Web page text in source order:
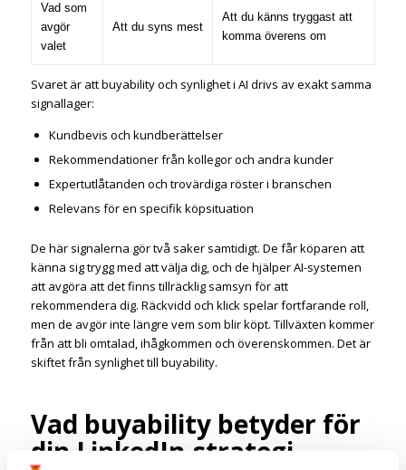
Vad som
avgör
valet
Att du syns mest
Att du känns tryggast att
komma överens om
Svaret är att buyability och synlighet i AI drivs av exakt samma
signallager:
Kundbevis och kundberättelser
Rekommendationer från kollegor och andra kunder
Expertutlåtanden och trovärdiga röster i branschen
Relevans för en specifik köpsituation
De här signalerna gör två saker samtidigt. De får köparen att
känna sig trygg med att välja dig, och de hjälper AI-systemen
att avgöra att det finns tillräcklig samsyn för att
rekommendera dig. Räckvidd och klick spelar fortfarande roll,
men de avgör inte längre vem som blir köpt. Tillväxten kommer
från att bli omtalad, ihågkommen och överenskommen. Det är
skiftet från synlighet till buyability.
Vad buyability betyder för
din LinkedIn-strategi